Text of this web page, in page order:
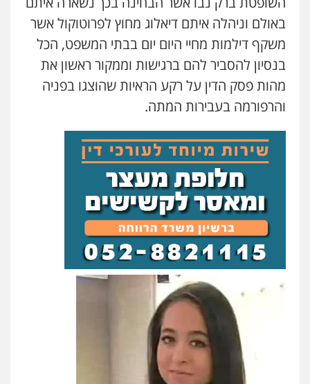
0526631970
עו"ד פיני פישלר
פלילי תעבורה מח"ש אזרחי כלכלי
0505234000
באולם וניהלה איתם דיאלוג מחוץ לפרוטוקול אשר
משקף דילמות מחיי היום יום בבתי המשפט, הכל
בנסיון להסביר להם ברגישות וממקור ראשון את
מהות פסק הדין על רקע הראיות שהוצגו בפניה
והרפורמה בעבירות המתה.